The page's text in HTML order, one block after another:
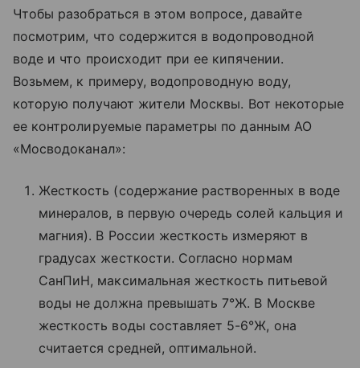
Чтобы разобраться в этом вопросе, давайте
посмотрим, что содержится в водопроводной
воде и что происходит при ее кипячении.
Возьмем, к примеру, водопроводную воду,
которую получают жители Москвы. Вот некоторые
ее контролируемые параметры по данным АО
«Мосводоканал»:
Жесткость (содержание растворенных в воде
минералов, в первую очередь солей кальция и
магния). В России жесткость измеряют в
градусах жесткости. Согласно нормам
СанПиН, максимальная жесткость питьевой
воды не должна превышать 7°Ж. В Москве
жесткость воды составляет 5-6°Ж, она
считается средней, оптимальной.